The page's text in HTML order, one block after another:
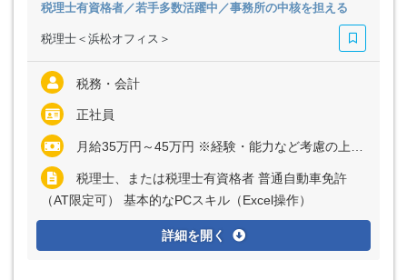
税理士有資格者／若手多数活躍中／事務所の中核を担える
税理士＜浜松オフィス＞
税務・会計
正社員
月給35万円～45万円 ※経験・能力など考慮の上、決定いたします ※残業代は全額支給
税理士、または税理士有資格者 普通自動車免許
（AT限定可） 基本的なPCスキル（Excel操作）
詳細を開く